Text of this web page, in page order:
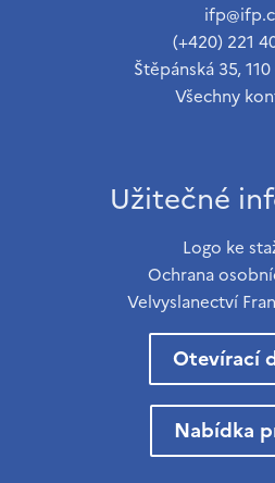
(+420) 221
Štěpánská 35, 110
Všechny
Užitečné
Logo ke
Ochrana
Velvyslanectví
Otevírací
Nabídka